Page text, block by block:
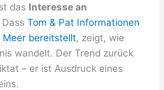
das Interesse an
DassTom & Pat Informationen
Meer bereitstellt, zeigt, wie
wandelt. Der Trend zurück
– er ist Ausdruck eines